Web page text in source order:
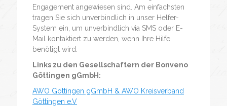
Engagement angewiesen sind. Am einfachsten
tragen Sie sich unverbindlich in unser Helfer-
System ein, um unverbindlich via SMS oder E-
Mail kontaktiert zu werden, wenn Ihre Hilfe
benötigt wird.
Links zu den Gesellschaftern der Bonveno
Göttingen gGmbH:
AWO Göttingen gGmbH & AWO Kreisverband
Göttingen e.V